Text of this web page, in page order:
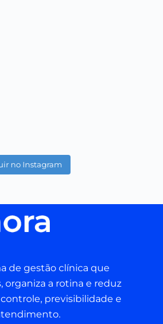
no Instagram
de gestão clínica que
organiza a rotina e reduz
previsibilidade e